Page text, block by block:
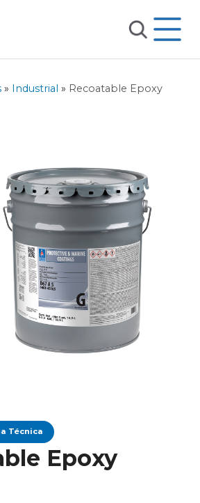
» Industrial » Recoatable Epoxy
Técnica
Epoxy